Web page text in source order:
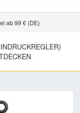
ab 99 € (DE)